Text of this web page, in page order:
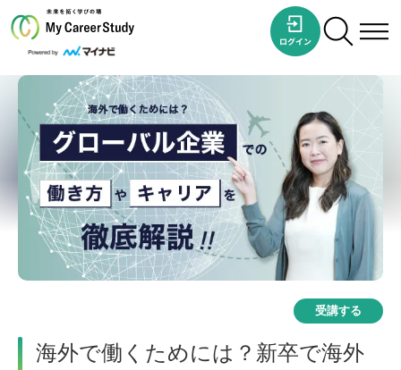
受講する
海外で働くためには？新卒で海外